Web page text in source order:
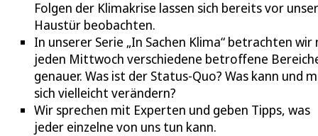
Folgen der Klimakrise lassen sich bereits vor
Haustür beobachten.
In unserer Serie „In Sachen Klima“ betrachten wir
jeden Mittwoch verschiedene betroffene
genauer. Was ist der Status-Quo? Was kann und
sich vielleicht verändern?
Wir sprechen mit Experten und geben Tipps, was
jeder einzelne von uns tun kann.